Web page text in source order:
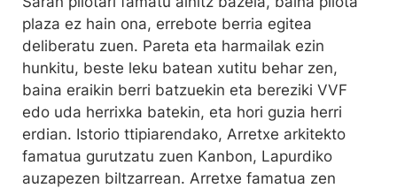
plaza ez hain ona, errebote berria egitea
deliberatu zuen. Pareta eta harmailak ezin
hunkitu, beste leku batean xutitu behar zen,
baina eraikin berri batzuekin eta bereziki VVF
edo uda herrixka batekin, eta hori guzia herri
erdian. Istorio ttipiarendako, Arretxe arkitekto
famatua gurutzatu zuen Kanbon, Lapurdiko
auzapezen biltzarrean. Arretxe famatua zen